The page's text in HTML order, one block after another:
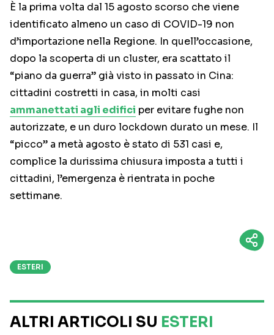
È la prima volta dal 15 agosto scorso che viene
identificato almeno un caso di COVID-19 non
d’importazione nella Regione. In quell’occasione,
dopo la scoperta di un cluster, era scattato il
“piano da guerra” già visto in passato in Cina:
cittadini costretti in casa, in molti casi
ammanettati agli edifici per evitare fughe non
autorizzate, e un duro lockdown durato un mese. Il
“picco” a metà agosto è stato di 531 casi e,
complice la durissima chiusura imposta a tutti i
cittadini, l’emergenza è rientrata in poche
settimane.
ESTERI
ALTRI ARTICOLI SU ESTERI